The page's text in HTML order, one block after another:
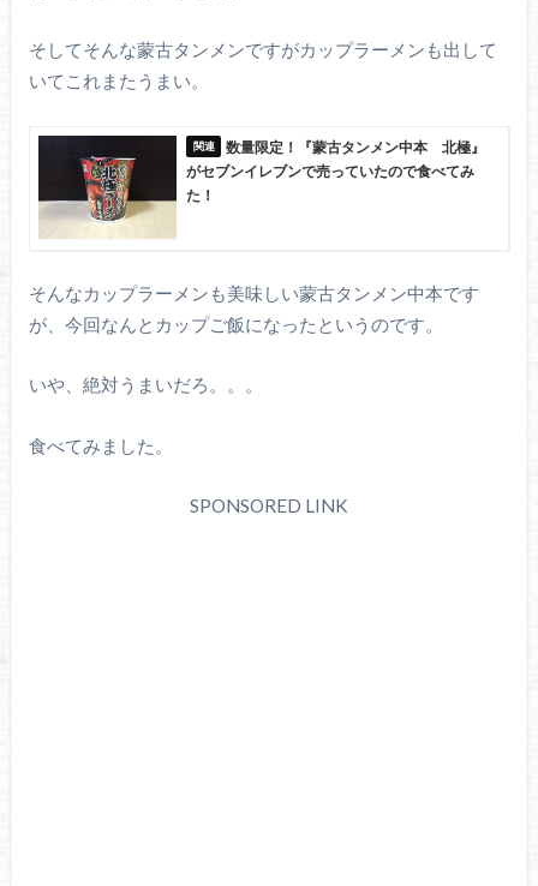
そしてそんな蒙古タンメンですがカップラーメンも出して
いてこれまたうまい。
数量限定！『蒙古タンメン中本 北極』
がセブンイレブンで売っていたので食べてみ
た！
そんなカップラーメンも美味しい蒙古タンメン中本です
が、今回なんとカップご飯になったというのです。
いや、絶対うまいだろ。。。
食べてみました。
SPONSORED LINK